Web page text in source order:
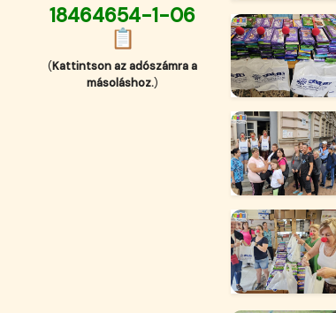
18464654-1-06
📋
(Kattintson az adószámra a
másoláshoz.)